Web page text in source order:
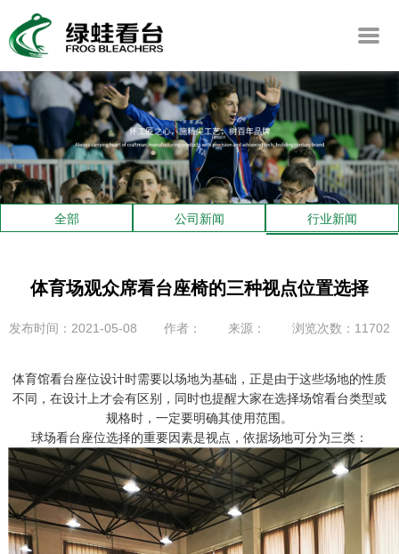
全部 公司新闻 行业新闻
体育场观众席看台座椅的三种视点位置选择
发布时间：2021-05-08 作者： 来源： 浏览次数：11702
体育馆看台座位设计时需要以场地为基础，正是由于这些场地的性质
不同，在设计上才会有区别，同时也提醒大家在选择场馆看台类型或
规格时，一定要明确其使用范围。
球场看台座位选择的重要因素是视点，依据场地可分为三类：